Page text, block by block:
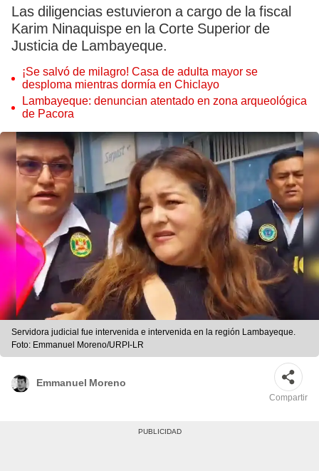
Las diligencias estuvieron a cargo de la fiscal
Karim Ninaquispe en la Corte Superior de
Justicia de Lambayeque.
¡Se salvó de milagro! Casa de adulta mayor se
desploma mientras dormía en Chiclayo
Lambayeque: denuncian atentado en zona arqueológica
de Pacora
Servidora judicial fue intervenida e intervenida en la región Lambayeque.
Foto: Emmanuel Moreno/URPI-LR
Emmanuel Moreno
Compartir